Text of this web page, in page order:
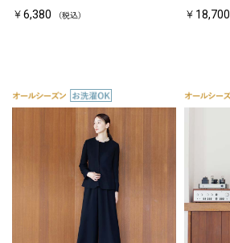
￥6,380 （税込） ￥18,700